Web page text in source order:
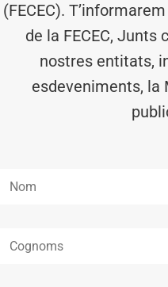
(FECEC).
de la FECEC, Junts
nostres entitats,
esdeveniments, la